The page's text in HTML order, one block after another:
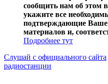
сообщить нам об этом
укажите все
подтверждающие Ваше
материалов и,
Подробнее тут
Слушай с официального сайта
радиостанции